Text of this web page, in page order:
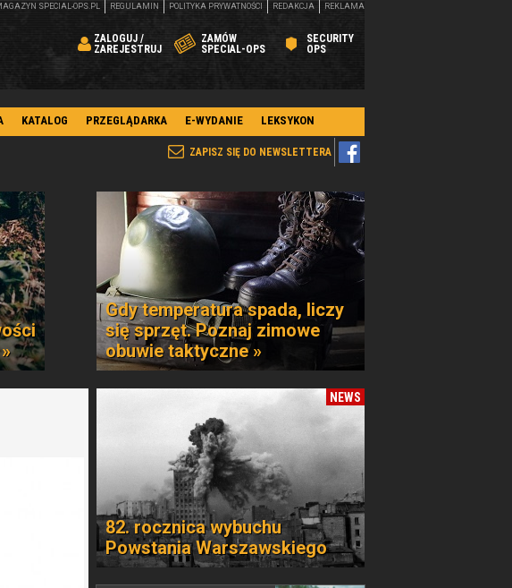
ZALOGUJ /
ZAREJESTRUJ
ZAMÓW
SPECIAL-OPS
SECURITY
OPS
SPECIAL-OPS.PL REGULAMIN POLITYKA PRYWATNOŚCI REDAKCJA REKLAMA
KATALOG PRZEGLĄDARKA E-WYDANIE LEKSYKON
ZAPISZ SIĘ DO NEWSLETTERA
Gdy temperatura spada, liczy
się sprzęt. Poznaj zimowe
obuwie taktyczne »
NEWS
82. rocznica wybuchu
Powstania Warszawskiego